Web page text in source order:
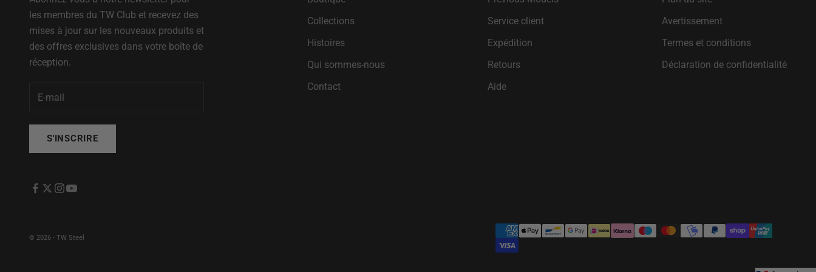
les membres du TW Club et recevez des
mises à jour sur les nouveaux produits et
des offres exclusives dans votre boîte de
réception.
S'INSCRIRE
Collections
Histoires
Qui sommes-nous
Contact
Service client
Expédition
Retours
Aide
Avertissement
Termes et conditions
Déclaration de confidentialité
© 2026 - TW Steel